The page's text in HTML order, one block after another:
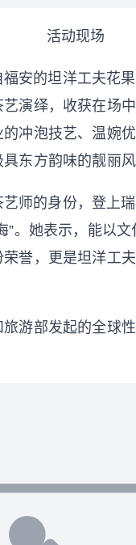
活动现场
安的坦洋工夫花
演绎，收获在场
冲泡技艺、温婉
东方韵味的靓丽风
师的身份，登上
”。她表示，能以
誉，更是坦洋工
旅游部发起的全球